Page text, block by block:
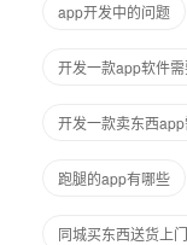
app开发中的问题
开发一款app软件
开发一款卖东西
跑腿的app有哪些
同城买东西送货上